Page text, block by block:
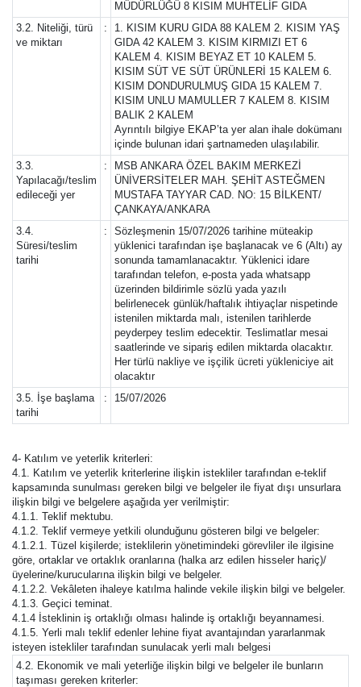
MÜDÜRLÜĞÜ 8 KISIM MUHTELİF GIDA
3.2. Niteliği, türü
ve miktarı
:
1. KISIM KURU GIDA 88 KALEM 2. KISIM YAŞ
GIDA 42 KALEM 3. KISIM KIRMIZI ET 6
KALEM 4. KISIM BEYAZ ET 10 KALEM 5.
KISIM SÜT VE SÜT ÜRÜNLERİ 15 KALEM 6.
KISIM DONDURULMUŞ GIDA 15 KALEM 7.
KISIM UNLU MAMULLER 7 KALEM 8. KISIM
BALIK 2 KALEM
Ayrıntılı bilgiye EKAP’ta yer alan ihale dokümanı
içinde bulunan idari şartnameden ulaşılabilir.
3.3.
Yapılacağı/teslim
edileceği yer
:
MSB ANKARA ÖZEL BAKIM MERKEZİ
ÜNİVERSİTELER MAH. ŞEHİT ASTEĞMEN
MUSTAFA TAYYAR CAD. NO: 15 BİLKENT/
ÇANKAYA/ANKARA
3.4.
Süresi/teslim
tarihi
:
Sözleşmenin 15/07/2026 tarihine müteakip
yüklenici tarafından işe başlanacak ve 6 (Altı) ay
sonunda tamamlanacaktır. Yüklenici idare
tarafından telefon, e-posta yada whatsapp
üzerinden bildirimle sözlü yada yazılı
belirlenecek günlük/haftalık ihtiyaçlar nispetinde
istenilen miktarda malı, istenilen tarihlerde
peyderpey teslim edecektir. Teslimatlar mesai
saatlerinde ve sipariş edilen miktarda olacaktır.
Her türlü nakliye ve işçilik ücreti yükleniciye ait
olacaktır
3.5. İşe başlama
tarihi
: 15/07/2026
4- Katılım ve yeterlik kriterleri:
4.1. Katılım ve yeterlik kriterlerine ilişkin istekliler tarafından e-teklif
kapsamında sunulması gereken bilgi ve belgeler ile fiyat dışı unsurlara
ilişkin bilgi ve belgelere aşağıda yer verilmiştir:
4.1.1. Teklif mektubu.
4.1.2. Teklif vermeye yetkili olunduğunu gösteren bilgi ve belgeler:
4.1.2.1. Tüzel kişilerde; isteklilerin yönetimindeki görevliler ile ilgisine
göre, ortaklar ve ortaklık oranlarına (halka arz edilen hisseler hariç)/
üyelerine/kurucularına ilişkin bilgi ve belgeler.
4.1.2.2. Vekâleten ihaleye katılma halinde vekile ilişkin bilgi ve belgeler.
4.1.3. Geçici teminat.
4.1.4 İsteklinin iş ortaklığı olması halinde iş ortaklığı beyannamesi.
4.1.5. Yerli malı teklif edenler lehine fiyat avantajından yararlanmak
isteyen istekliler tarafından sunulacak yerli malı belgesi
4.2. Ekonomik ve mali yeterliğe ilişkin bilgi ve belgeler ile bunların
taşıması gereken kriterler: